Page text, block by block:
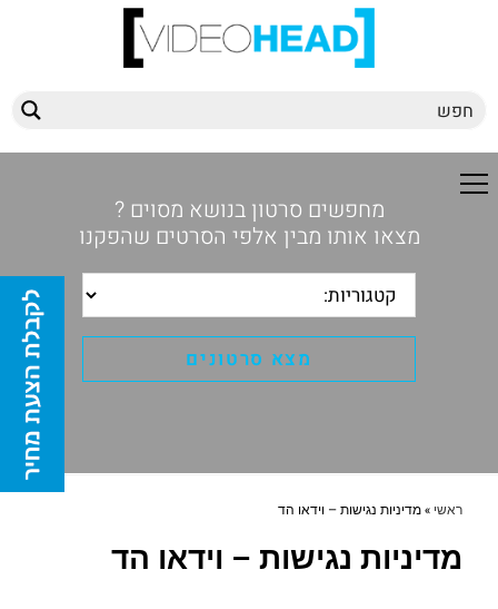
מחפשים סרטון בנושא מסוים ?
מצאו אותו מבין אלפי הסרטים שהפקנו
ראשי »מדיניות נגישות – וידאו הד
מדיניות נגישות – וידאו הד